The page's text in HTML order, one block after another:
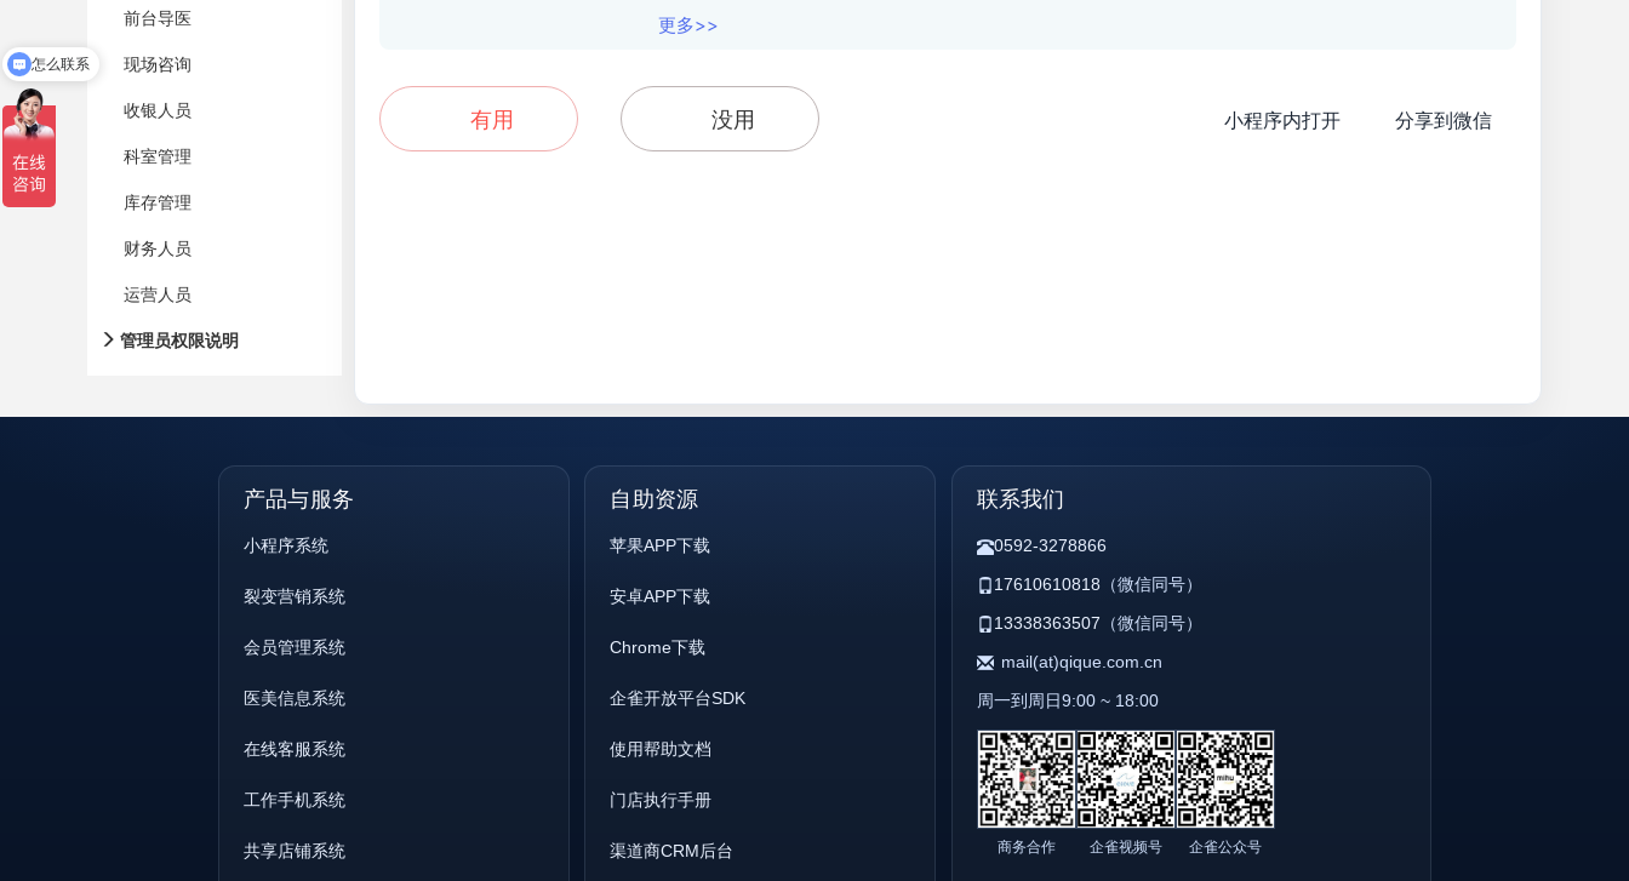
前台导医
现场咨询
收银人员
科室管理
库存管理
财务人员
运营人员
管理员权限说明
更多>>
有用 没用 分享到微信
小程序内打开
产品与服务
小程序系统
裂变营销系统
会员管理系统
医美信息系统
在线客服系统
工作手机系统
共享店铺系统
自助资源
苹果APP下载
安卓APP下载
Chrome下载
企雀开放平台SDK
使用帮助文档
门店执行手册
渠道商CRM后台
联系我们
0592-3278866
17610610818 （微信同号）
13338363507 （微信同号）
mail(at)qique.com.cn
周一到周日9:00 ~ 18:00
商务合作 企雀视频号 企雀公众号
怎么联系